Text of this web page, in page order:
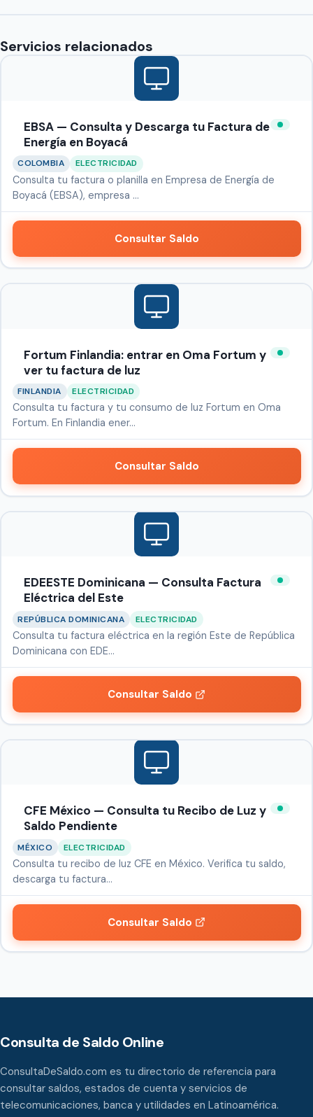
Servicios relacionados
EBSA — Consulta y Descarga tu Factura de
Energía en Boyacá
COLOMBIA ELECTRICIDAD
Consulta tu factura o planilla en Empresa de Energía de
Boyacá (EBSA), empresa …
Consultar Saldo
Fortum Finlandia: entrar en Oma Fortum y
ver tu factura de luz
FINLANDIA ELECTRICIDAD
Consulta tu factura y tu consumo de luz Fortum en Oma
Fortum. En Finlandia ener…
Consultar Saldo
EDEESTE Dominicana — Consulta Factura
Eléctrica del Este
REPÚBLICA DOMINICANA ELECTRICIDAD
Consulta tu factura eléctrica en la región Este de República
Dominicana con EDE…
Consultar Saldo
CFE México — Consulta tu Recibo de Luz y
Saldo Pendiente
MÉXICO ELECTRICIDAD
Consulta tu recibo de luz CFE en México. Verifica tu saldo,
descarga tu factura…
Consultar Saldo
Consulta de Saldo Online
ConsultaDeSaldo.com es tu directorio de referencia para
consultar saldos, estados de cuenta y servicios de
telecomunicaciones, banca y utilidades en Latinoamérica.